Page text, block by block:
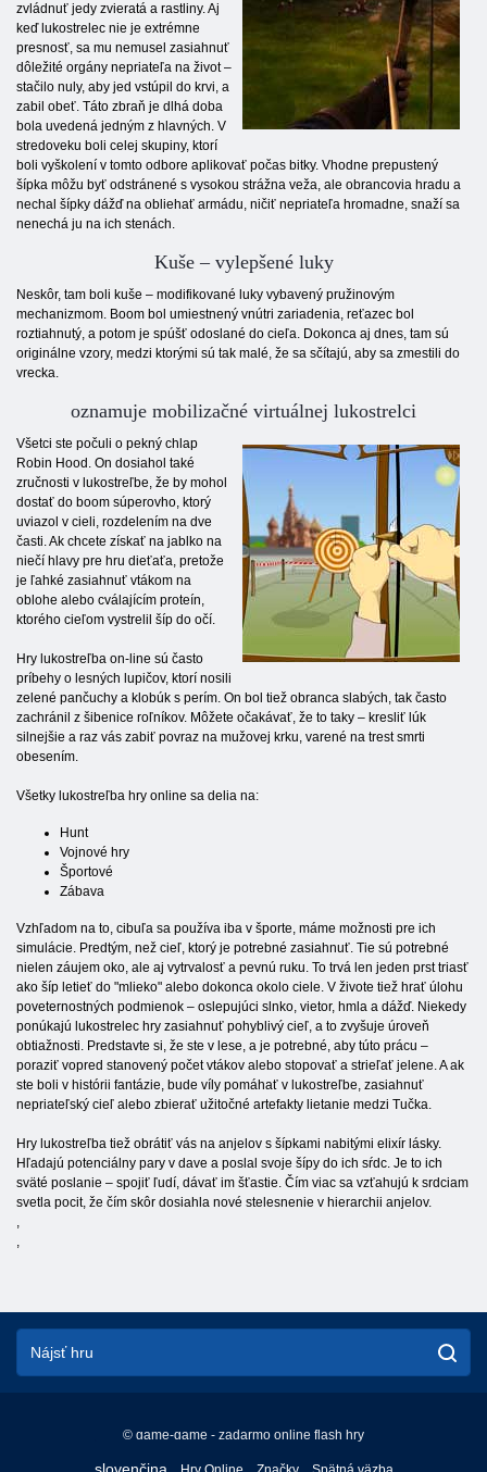
zvládnuť jedy zvieratá a rastliny. Aj
keď lukostrelec nie je extrémne
presnosť, sa mu nemusel zasiahnuť
dôležité orgány nepriateľa na život –
stačilo nuly, aby jed vstúpil do krvi, a
zabil obeť. Táto zbraň je dlhá doba
bola uvedená jedným z hlavných. V
stredoveku boli celej skupiny, ktorí
boli vyškolení v tomto odbore aplikovať počas bitky. Vhodne prepustený
šípka môžu byť odstránené s vysokou strážna veža, ale obrancovia hradu a
nechal šípky dážď na obliehať armádu, ničiť nepriateľa hromadne, snaží sa
nenechá ju na ich stenách.
Kuše – vylepšené luky
Neskôr, tam boli kuše – modifikované luky vybavený pružinovým
mechanizmom. Boom bol umiestnený vnútri zariadenia, reťazec bol
roztiahnutý, a potom je spúšť odoslané do cieľa. Dokonca aj dnes, tam sú
originálne vzory, medzi ktorými sú tak malé, že sa sčítajú, aby sa zmestili do
vrecka.
oznamuje mobilizačné virtuálnej lukostrelci
Všetci ste počuli o pekný chlap
Robin Hood. On dosiahol také
zručnosti v lukostreľbe, že by mohol
dostať do boom súperovho, ktorý
uviazol v cieli, rozdelením na dve
časti. Ak chcete získať na jablko na
niečí hlavy pre hru dieťaťa, pretože
je ľahké zasiahnuť vtákom na
oblohe alebo cválajícím proteín,
ktorého cieľom vystrelil šíp do očí.
Hry lukostreľba on-line sú často
príbehy o lesných lupičov, ktorí nosili
zelené pančuchy a klobúk s perím. On bol tiež obranca slabých, tak často
zachránil z šibenice roľníkov. Môžete očakávať, že to taky – kresliť lúk
silnejšie a raz vás zabiť povraz na mužovej krku, varené na trest smrti
obesením.
Všetky lukostreľba hry online sa delia na:
Hunt
Vojnové hry
Športové
Zábava
Vzhľadom na to, cibuľa sa používa iba v športe, máme možnosti pre ich
simulácie. Predtým, než cieľ, ktorý je potrebné zasiahnuť. Tie sú potrebné
nielen záujem oko, ale aj vytrvalosť a pevnú ruku. To trvá len jeden prst triasť
ako šíp letieť do "mlieko" alebo dokonca okolo ciele. V živote tiež hrať úlohu
poveternostných podmienok – oslepujúci slnko, vietor, hmla a dážď. Niekedy
ponúkajú lukostrelec hry zasiahnuť pohyblivý cieľ, a to zvyšuje úroveň
obtiažnosti. Predstavte si, že ste v lese, a je potrebné, aby túto prácu –
poraziť vopred stanovený počet vtákov alebo stopovať a strieľať jelene. A ak
ste boli v histórii fantázie, bude víly pomáhať v lukostreľbe, zasiahnuť
nepriateľský cieľ alebo zbierať užitočné artefakty lietanie medzi Tučka.
Hry lukostreľba tiež obrátiť vás na anjelov s šípkami nabitými elixír lásky.
Hľadajú potenciálny pary v dave a poslal svoje šípy do ich sŕdc. Je to ich
sväté poslanie – spojiť ľudí, dávať im šťastie. Čím viac sa vzťahujú k srdciam
svetla pocit, že čím skôr dosiahla nové stelesnenie v hierarchii anjelov.
,
,
© game-game - zadarmo online flash hry
English